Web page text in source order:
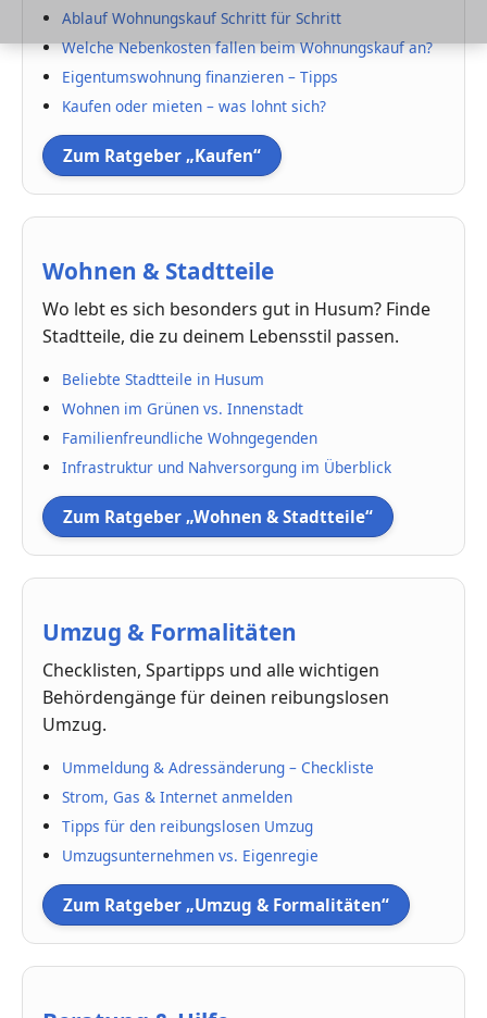
Ablauf Wohnungskauf Schritt für Schritt
Welche Nebenkosten fallen beim Wohnungskauf an?
Eigentumswohnung finanzieren – Tipps
Kaufen oder mieten – was lohnt sich?
Zum Ratgeber „Kaufen“
Wohnen & Stadtteile
Wo lebt es sich besonders gut in Husum? Finde
Stadtteile, die zu deinem Lebensstil passen.
Beliebte Stadtteile in Husum
Wohnen im Grünen vs. Innenstadt
Familienfreundliche Wohngegenden
Infrastruktur und Nahversorgung im Überblick
Zum Ratgeber „Wohnen & Stadtteile“
Umzug & Formalitäten
Checklisten, Spartipps und alle wichtigen
Behördengänge für deinen reibungslosen
Umzug.
Ummeldung & Adressänderung – Checkliste
Strom, Gas & Internet anmelden
Tipps für den reibungslosen Umzug
Umzugsunternehmen vs. Eigenregie
Zum Ratgeber „Umzug & Formalitäten“